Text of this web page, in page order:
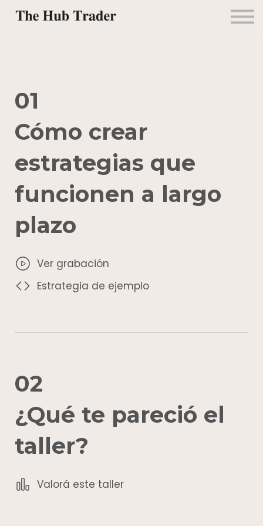
Alianzas
01
Cómo crear
estrategias que
funcionen a largo
plazo
Ver grabación
Estrategia de ejemplo
02
¿Qué te pareció el
taller?
Valorá este taller